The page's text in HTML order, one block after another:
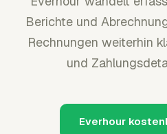
Berichte und
Rechnungen weiterhin
und
Everhour